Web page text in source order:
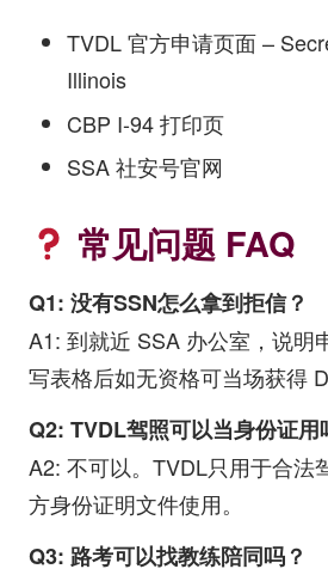
TVDL 官方申请页面 –
Illinois
CBP I-94 打印页
SSA 社安号官网
常见问题 FAQ
Q1: 没有SSN怎么拿到拒信？
A1: 到就近 SSA 办公室，说明
写表格后如无资格可当场获得
Q2: TVDL驾照可以当身份证用
A2: 不可以。TVDL只用于合法
方身份证明文件使用。
Q3: 路考可以找教练陪同吗？